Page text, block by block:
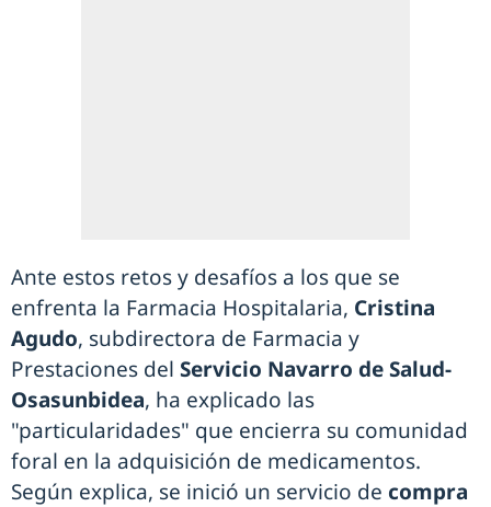
Ante estos retos y desafíos a los que se
enfrenta la Farmacia Hospitalaria, Cristina
Agudo, subdirectora de Farmacia y
Prestaciones del Servicio Navarro de Salud-
Osasunbidea, ha explicado las
"particularidades" que encierra su comunidad
foral en la adquisición de medicamentos.
Según explica, se inició un servicio de compra